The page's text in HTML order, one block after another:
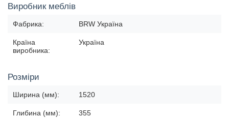
Виробник меблів
Фабрика: BRW Україна
Країна
виробника:
Україна
Розміри
Ширина (мм): 1520
Глибина (мм): 355